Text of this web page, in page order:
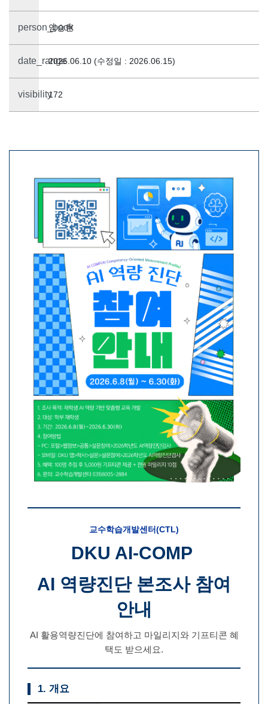
person_book
임승현
date_range2026.06.10 (수정일 : 2026.06.15)
visibility172
교수학습개발센터(CTL)
DKU AI-COMP
AI 역량진단 본조사 참여
안내
AI 활용역량진단에 참여하고 마일리지와 기프티콘 혜
택도 받으세요.
1. 개요